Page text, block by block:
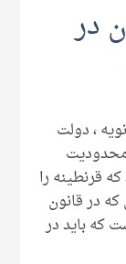
در
با ویروس کرونا در ۱۹ ژانویه ، دولت
محدودیت
قرنطینه را
که در قانون
که باید در